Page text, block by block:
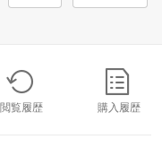
閲覧履歴 購入履歴